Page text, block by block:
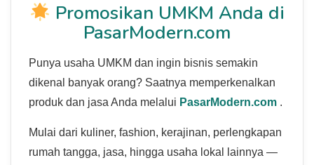
Promosikan UMKM Anda di
PasarModern.com
Punya usaha UMKM dan ingin bisnis semakin
dikenal banyak orang? Saatnya memperkenalkan
produk dan jasa Anda melalui PasarModern.com .
Mulai dari kuliner, fashion, kerajinan, perlengkapan
rumah tangga, jasa, hingga usaha lokal lainnya —